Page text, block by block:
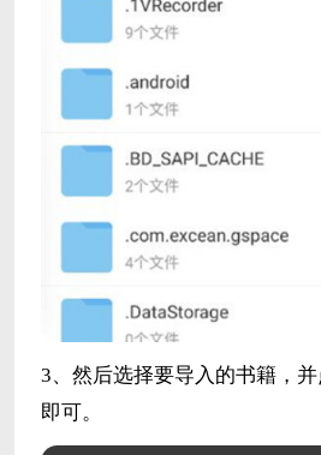
3、然后选择要导入的书籍，并
即可。